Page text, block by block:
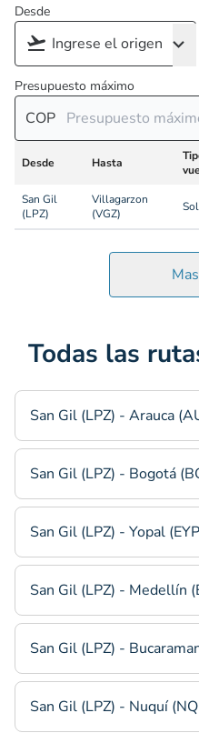
Desde
Presupuesto máximo
COP
Desde Hasta
San Gil
(LPZ)
Villagarzon
(VGZ)
Todas las
San Gil (LPZ) - Arauca
San Gil (LPZ) - Bogotá
San Gil (LPZ) - Yopal
San Gil (LPZ) - Medellín
San Gil (LPZ) -
San Gil (LPZ) - Nuquí